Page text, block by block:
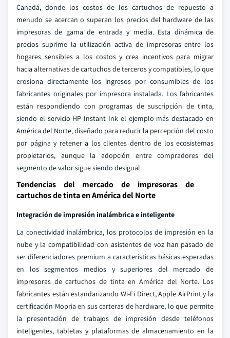
Canadá, donde los costos de los cartuchos de repuesto a
menudo se acercan o superan los precios del hardware de las
impresoras de gama de entrada y media. Esta dinámica de
precios suprime la utilización activa de impresoras entre los
hogares sensibles a los costos y crea incentivos para migrar
hacia alternativas de cartuchos de terceros y compatibles, lo que
erosiona directamente los ingresos por consumibles de los
fabricantes originales por impresora instalada. Los fabricantes
están respondiendo con programas de suscripción de tinta,
siendo el servicio HP Instant Ink el ejemplo más destacado en
América del Norte, diseñado para reducir la percepción del costo
por página y retener a los clientes dentro de los ecosistemas
propietarios, aunque la adopción entre compradores del
segmento de valor sigue siendo desigual.
Tendencias del mercado de impresoras de
cartuchos de tinta en América del Norte
Integración de impresión inalámbrica e inteligente
La conectividad inalámbrica, los protocolos de impresión en la
nube y la compatibilidad con asistentes de voz han pasado de
ser diferenciadores premium a características básicas esperadas
en los segmentos medios y superiores del mercado de
impresoras de cartuchos de tinta en América del Norte. Los
fabricantes están estandarizando Wi-Fi Direct, Apple AirPrint y la
certificación Mopria en sus carteras de hardware, lo que permite
la presentación de trabajos de impresión desde teléfonos
inteligentes, tabletas y plataformas de almacenamiento en la